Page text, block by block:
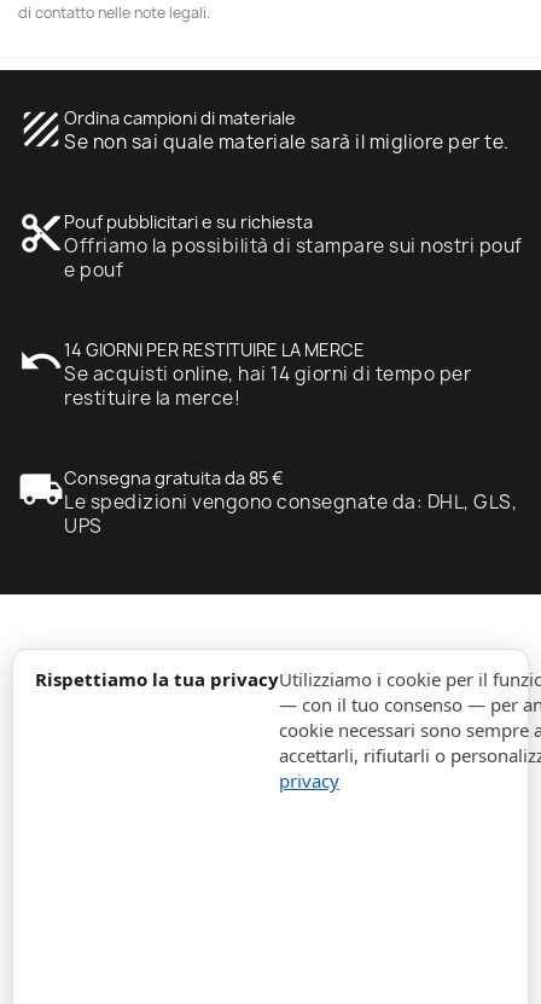
Rispettiamo la tua privacyUtilizziamo i cookie per il
— con il tuo consenso — per
cookie necessari sono
accettarli, rifiutarli o
privacy
di contatto nelle note legali.
texture Ordina campioni di materiale
Se non sai quale materiale sarà il migliore per te.
content_cut Pouf pubblicitari e su richiesta
Offriamo la possibilità di stampare sui nostri pouf
e pouf
undo14 GIORNI PER RESTITUIRE LA MERCE
Se acquisti online, hai 14 giorni di tempo per
restituire la merce!
local_shippingConsegna gratuita da 85 €
Le spedizioni vengono consegnate da: DHL, GLS,
UPS
expand_more
expand_more